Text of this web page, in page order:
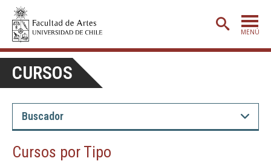
MENÚ
CARRERAS
POSTGRADO
CURSOS
Cursos por Tipo